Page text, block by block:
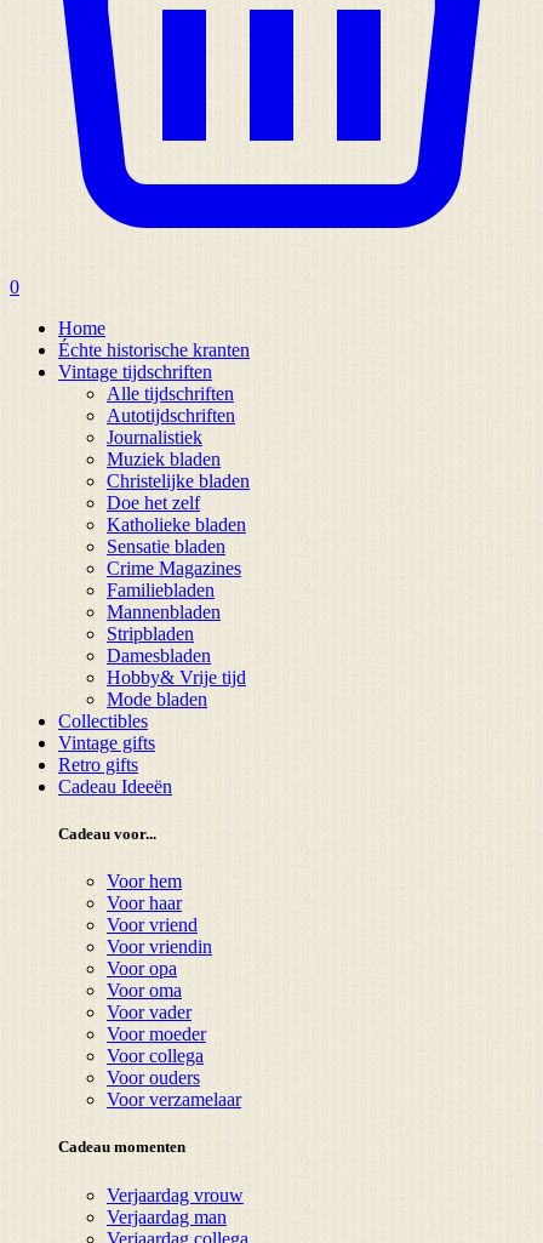
0
Home
Échte historische kranten
Vintage tijdschriften
Alle tijdschriften
Autotijdschriften
Journalistiek
Muziek bladen
Christelijke bladen
Doe het zelf
Katholieke bladen
Sensatie bladen
Crime Magazines
Familiebladen
Mannenbladen
Stripbladen
Damesbladen
Hobby& Vrije tijd
Mode bladen
Collectibles
Vintage gifts
Retro gifts
Cadeau Ideeën
Cadeau voor...
Voor hem
Voor haar
Voor vriend
Voor vriendin
Voor opa
Voor oma
Voor vader
Voor moeder
Voor collega
Voor ouders
Voor verzamelaar
Cadeau momenten
Verjaardag vrouw
Verjaardag man
Verjaardag collega